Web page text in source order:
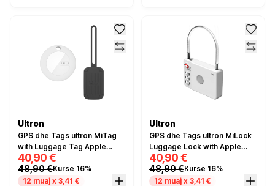
Ultron
GPS dhe Tags ultron MiTag
with Luggage Tag Apple
certified / 1 Piece - Zezë
40,90 €
48,90 €Kurse 16%
12 muaj x 3,41 €
Ultron
GPS dhe Tags ultron MiLock
Luggage Lock with Apple
certified Tag / 1 Piece -
Bardhë
40,90 €
48,90 €Kurse 16%
12 muaj x 3,41 €